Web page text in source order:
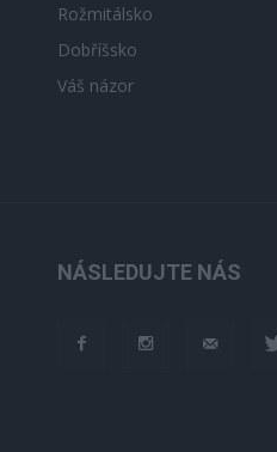
Rožmitálsko
Dobříšsko
Váš názor
NÁSLEDUJTE NÁS